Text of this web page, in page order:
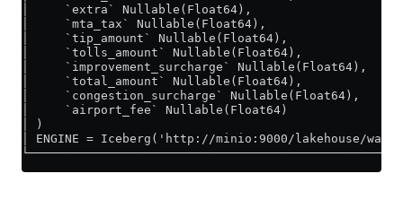
│     `extra` Nullable(Float64),
│     `mta_tax` Nullable(Float64),
│     `tip_amount` Nullable(Float64),
│     `tolls_amount` Nullable(Float64),
│     `improvement_surcharge`
│     `total_amount` Nullable(Float64),
│     `congestion_surcharge`
│     `airport_fee` Nullable(Float64)
│ )
│ ENGINE = Iceberg('http://minio:9000/lakehouse/